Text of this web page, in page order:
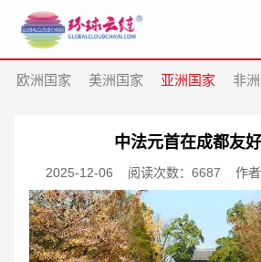
欧洲国家 美洲国家 亚洲国家 非
中法元首在成都友
2025-12-06 阅读次数：6687 作